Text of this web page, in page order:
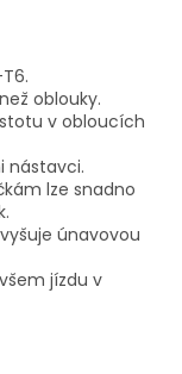
oblouky.
v obloucích
nástavci.
lze snadno
únavovou
jízdu v